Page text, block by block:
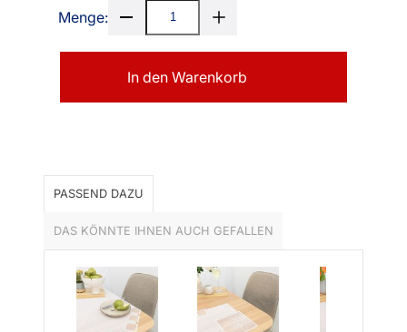
Menge:
In den Warenkorb
PASSEND DAZU
DAS KÖNNTE IHNEN AUCH GEFALLEN